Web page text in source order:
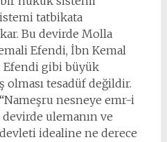
tatbikata
Bu devirde Molla
Efendi, İbn Kemal
Efendi gibi büyük
tesadüf değildir.
nesneye emr-i
ulemanın ve
idealine ne derece